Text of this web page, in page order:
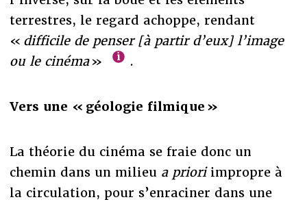
terrestres, le regard achoppe, rendant
« difficile de penser [à partir d’eux] l’image
ou le cinéma» .
Vers une « géologie filmique »
La théorie du cinéma se fraie donc un
chemin dans un milieu a priori impropre à
la circulation, pour s’enraciner dans une